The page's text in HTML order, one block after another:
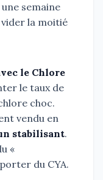
semaine
la moitié
le Chlore
le taux de
choc.
vendu en
stabilisant.
«
du CYA.